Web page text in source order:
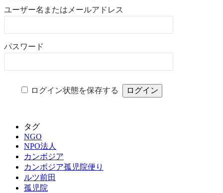
ユーザー名またはメールアドレス
パスワード
ログイン状態を保存する
タグ
NGO
NPO法人
カンボジア
カンボジア孤児院便り
ルツ前田
孤児院